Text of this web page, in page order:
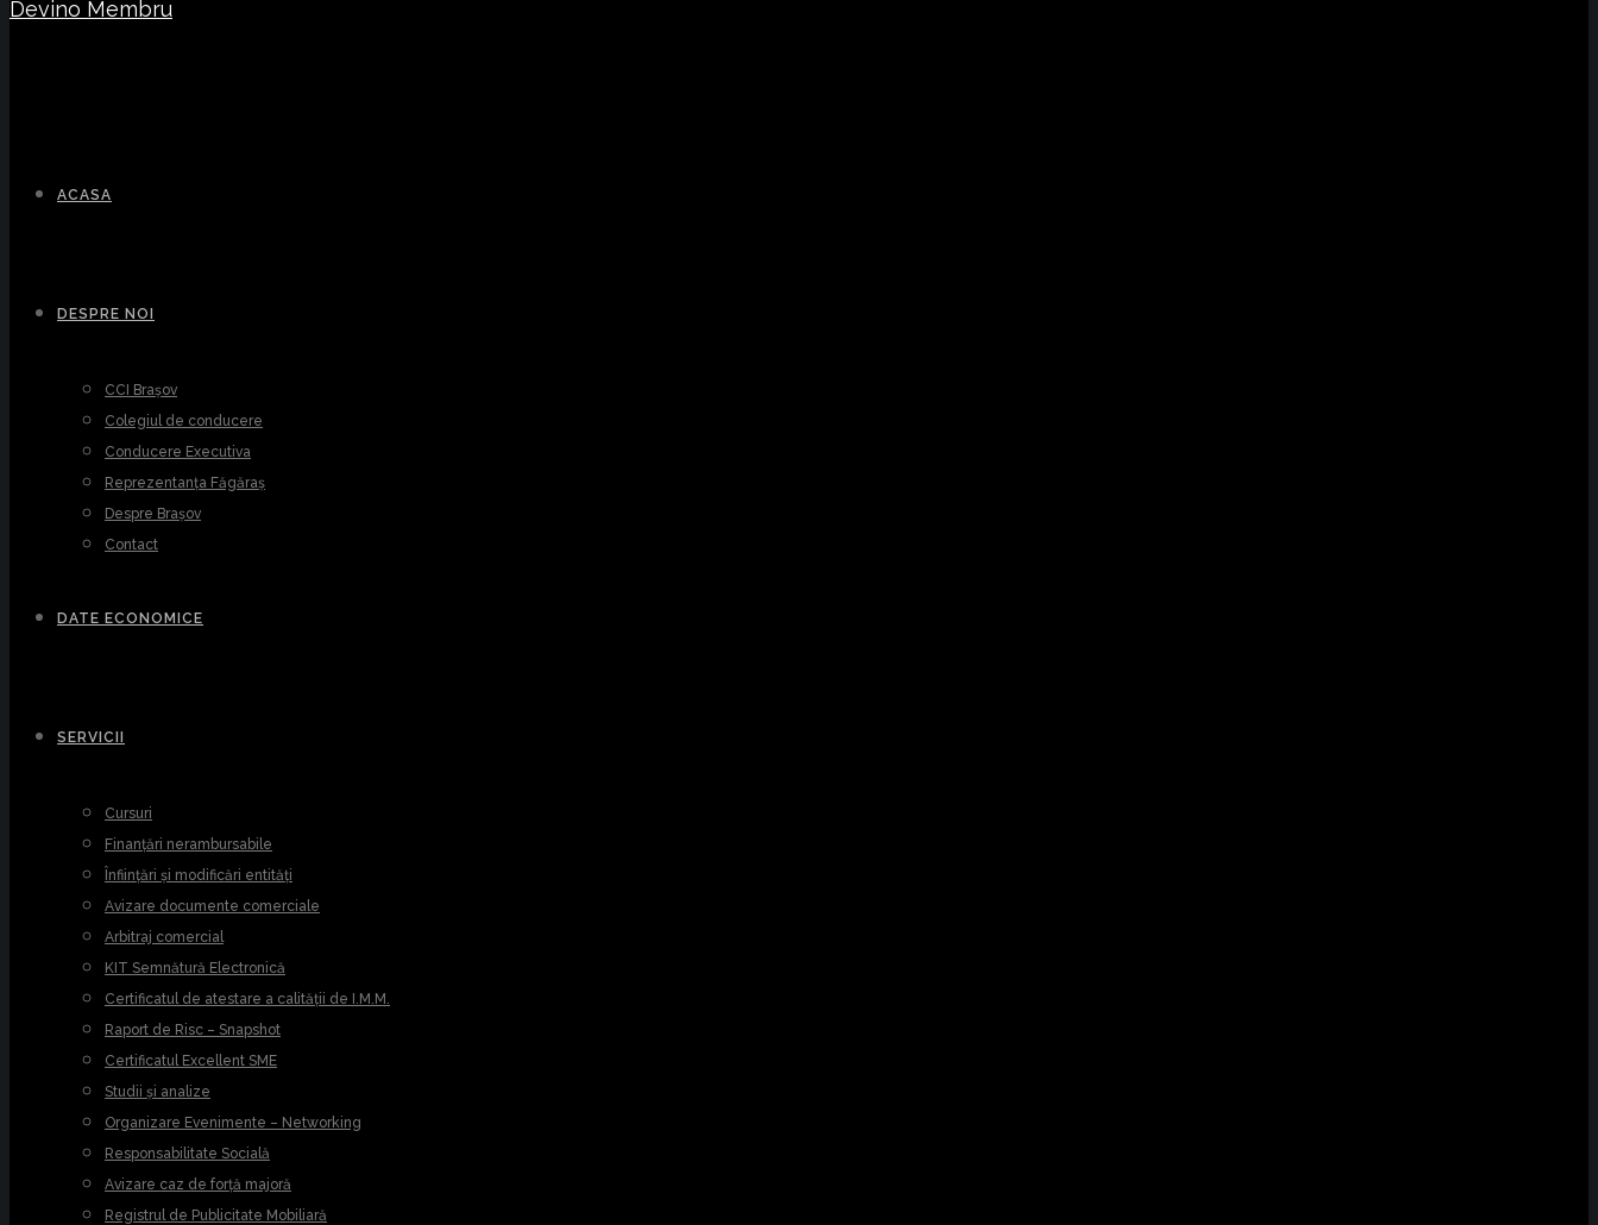
Devino Membru
ACASA
DESPRE NOI
CCI Brașov
Colegiul de conducere
Conducere Executiva
Reprezentanța Făgăraș
Despre Brașov
Contact
DATE ECONOMICE
SERVICII
Cursuri
Finanțări nerambursabile
Înființări și modificări entități
Avizare documente comerciale
Arbitraj comercial
KIT Semnătură Electronică
Certificatul de atestare a calității de I.M.M.
Raport de Risc – Snapshot
Certificatul Excellent SME
Studii și analize
Organizare Evenimente – Networking
Responsabilitate Socială
Avizare caz de forță majoră
Registrul de Publicitate Mobiliară